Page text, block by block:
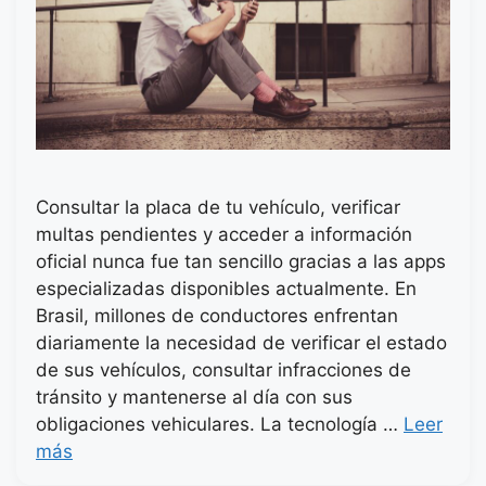
Consultar la placa de tu vehículo, verificar
multas pendientes y acceder a información
oficial nunca fue tan sencillo gracias a las apps
especializadas disponibles actualmente. En
Brasil, millones de conductores enfrentan
diariamente la necesidad de verificar el estado
de sus vehículos, consultar infracciones de
tránsito y mantenerse al día con sus
obligaciones vehiculares. La tecnología … Leer
más